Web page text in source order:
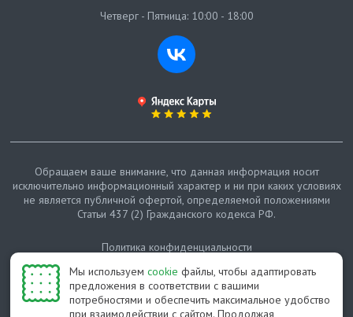
Мы используем cookie файлы, чтобы адаптировать
предложения в соответствии с вашими
потребностями и обеспечить максимальное удобство
при взаимодействии с сайтом. Продолжая
Четверг - Пятница: 10:00 - 18:00
© Протепло-СПб, 2011-2026
Обращаем ваше внимание, что данная информация носит
исключительно информационный характер и ни при каких условиях
не является публичной офертой, определяемой положениями
Статьи 437 (2) Гражданского кодекса РФ.
Политика конфиденциальности
Карта сайта